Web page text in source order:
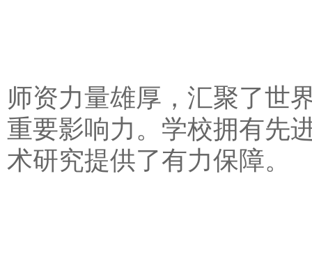
师资力量雄厚，汇聚了世
重要影响力。学校拥有先
术研究提供了有力保障。